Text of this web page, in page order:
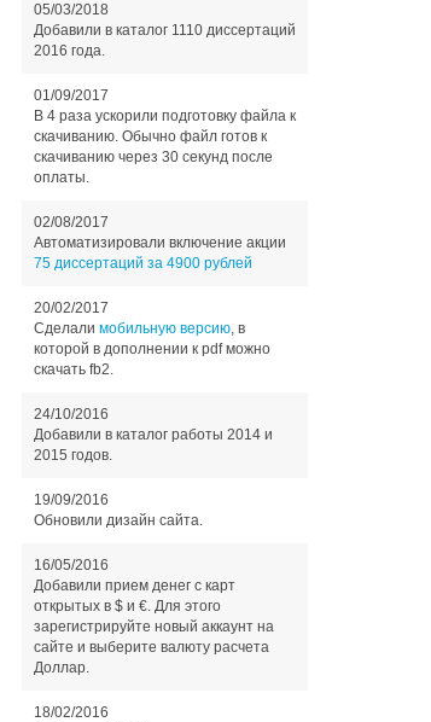
05/03/2018
Добавили в каталог 1110 диссертаций
2016 года.
01/09/2017
В 4 раза ускорили подготовку файла к
скачиванию. Обычно файл готов к
скачиванию через 30 секунд после
оплаты.
02/08/2017
Автоматизировали включение акции
75 диссертаций за 4900 рублей
20/02/2017
Сделали мобильную версию, в
которой в дополнении к pdf можно
скачать fb2.
24/10/2016
Добавили в каталог работы 2014 и
2015 годов.
19/09/2016
Обновили дизайн сайта.
16/05/2016
Добавили прием денег с карт
открытых в $ и €. Для этого
зарегистрируйте новый аккаунт на
сайте и выберите валюту расчета
Доллар.
18/02/2016